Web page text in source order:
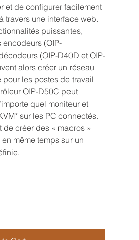
et de configurer facilement
travers une interface web.
puissantes,
encodeurs (OIP-
(OIP-D40D et OIP-
alors créer un réseau
les postes de travail
OIP-D50C peut
quel moniteur et
sur les PC connectés.
de créer des « macros »
même temps sur un